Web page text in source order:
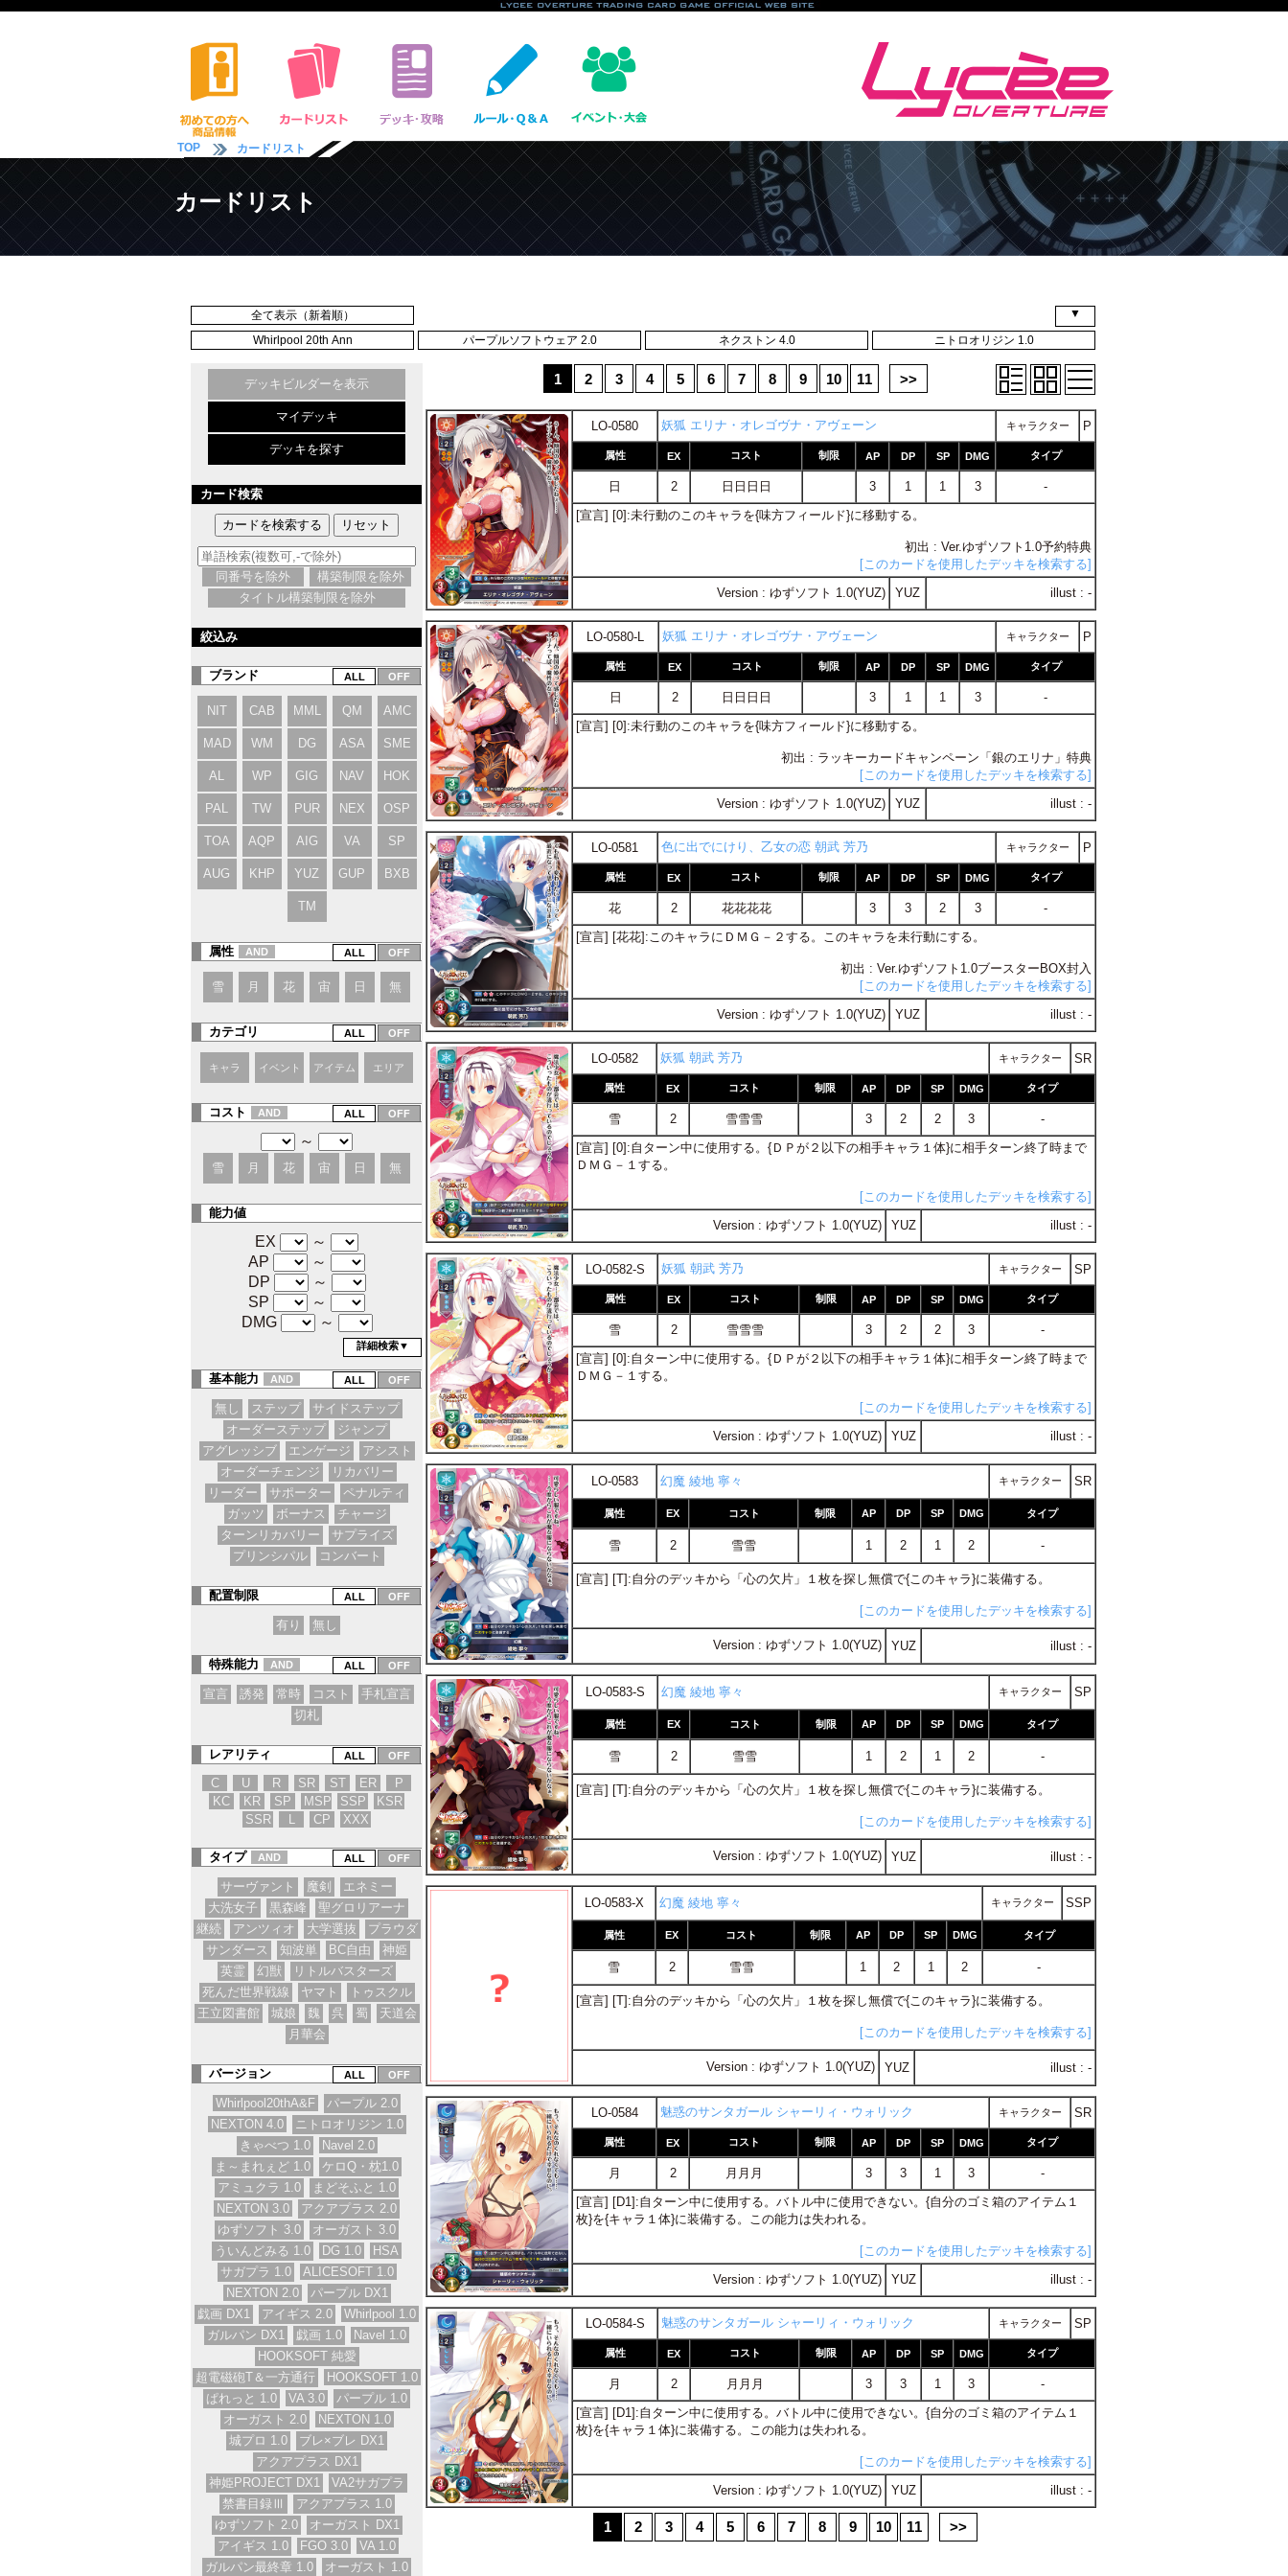
TOP カードリスト
カードリスト
全て表示（新着順）
▼
Whirlpool 20th Ann
パープルソフトウェア 2.0 ネクストン 4.0 ニトロオリジン 1.0
デッキビルダーを表示
マイデッキ
デッキを探す
カード検索
同番号を除外
構築制限を除外
タイトル構築制限を除外
絞込み
ブランド
NIT CAB MML QM AMC
MAD WM DG ASA SME
AL WP GIG NAV HOK
PAL TW PUR NEX OSP
TOA AQP AIG VA SP
AUG KHP YUZ GUP BXB
TM
属性 AND
雪 月 花 宙 日 無
カテゴリ
キャラ イベント アイテム エリア
コスト AND
～
雪 月 花 宙 日 無
能力値
EX
～
AP
～
DP
～
SP
～
DMG
～
詳細検索▼
基本能力 AND
無し ステップ
サイドステップ
オーダーステップ
ジャンプ
アグレッシブ
エンゲージ
アシスト
オーダーチェンジ
リカバリー
リーダー
サポーター
ペナルティ
ガッツ
ボーナス
チャージ
ターンリカバリー
サプライズ
プリンシパル
コンバート
配置制限
有り 無し
特殊能力 AND
宣言 誘発 常時 コスト
手札宣言
切札
レアリティ
C
U R SR ST ER
P
KC
KR SP MSP SSP
KSR
SSR
L CP XXX
タイプ AND
サーヴァント 魔剣
エネミー
大洗女子
黒森峰
聖グロリアーナ
継続
アンツィオ 大学選抜
プラウダ
サンダース
知波単 BC自由
神姫
英霊
幻獣
リトルバスターズ
死んだ世界戦線
ヤマト
トゥスクル
王立図書館
城娘 魏 呉 蜀
天道会
月華会
バージョン
Whirlpool20thA&F
パープル 2.0
NEXTON 4.0
ニトロオリジン 1.0
きゃべつ 1.0
Navel 2.0
ま～まれぇど 1.0
ケロQ・枕1.0
アミュクラ 1.0
まどそふと 1.0
NEXTON 3.0
アクアプラス 2.0
ゆずソフト 3.0
オーガスト 3.0
ういんどみる 1.0
DG 1.0
HSA
サガプラ 1.0
ALICESOFT 1.0
NEXTON 2.0
パープル DX1
戯画 DX1
アイギス 2.0
Whirlpool 1.0
ガルパン DX1
戯画 1.0
Navel 1.0
HOOKSOFT 純愛
超電磁砲T＆一方通行
HOOKSOFT 1.0
ぱれっと 1.0
VA 3.0
パープル 1.0
オーガスト 2.0
NEXTON 1.0
城プロ 1.0
ブレ×ブレ DX1
アクアプラス DX1
神姫PROJECT DX1
VA2サガプラ
禁書目録Ⅲ
アクアプラス 1.0
ゆずソフト 2.0
オーガスト DX1
アイギス 1.0
FGO 3.0
VA 1.0
ガルパン最終章 1.0
オーガスト 1.0
1 2 3 4 5 6 7 8 9 10 11 >>
LO-0580 妖狐 エリナ・オレゴヴナ・アヴェーン キャラクター P
属性 EX コスト 制限 AP DP SP DMG タイプ
日 2 日日日日 3 1 1 3
-
[宣言] [0]:未行動のこのキャラを{味方フィールド}に移動する。
初出 : Ver.ゆずソフト1.0予約特典
[このカードを使用したデッキを検索する]
Version : ゆずソフト 1.0(YUZ)
YUZ illust : -
LO-0580-L 妖狐 エリナ・オレゴヴナ・アヴェーン キャラクター P
属性 EX コスト 制限 AP DP SP DMG タイプ
日 2 日日日日 3 1 1 3
-
[宣言] [0]:未行動のこのキャラを{味方フィールド}に移動する。
初出 : ラッキーカードキャンペーン「銀のエリナ」特典
[このカードを使用したデッキを検索する]
Version : ゆずソフト 1.0(YUZ)
YUZ illust : -
LO-0581 色に出でにけり、乙女の恋 朝武 芳乃 キャラクター P
属性 EX コスト 制限 AP DP SP DMG タイプ
花 2 花花花花 3 3 2 3
-
[宣言] [花花]:このキャラにＤＭＧ－２する。このキャラを未行動にする。
初出 : Ver.ゆずソフト1.0ブースターBOX封入
[このカードを使用したデッキを検索する]
Version : ゆずソフト 1.0(YUZ)
YUZ illust : -
LO-0582 妖狐 朝武 芳乃 キャラクター SR
属性 EX コスト 制限 AP DP SP DMG タイプ
雪 2 雪雪雪 3 2 2 3
-
[宣言] [0]:自ターン中に使用する。{ＤＰが２以下の相手キャラ１体}に相手ターン終了時まで
ＤＭＧ－１する。
[このカードを使用したデッキを検索する]
Version : ゆずソフト 1.0(YUZ)
YUZ illust : -
LO-0582-S 妖狐 朝武 芳乃 キャラクター SP
属性 EX コスト 制限 AP DP SP DMG タイプ
雪 2 雪雪雪 3 2 2 3
-
[宣言] [0]:自ターン中に使用する。{ＤＰが２以下の相手キャラ１体}に相手ターン終了時まで
ＤＭＧ－１する。
[このカードを使用したデッキを検索する]
Version : ゆずソフト 1.0(YUZ)
YUZ illust : -
LO-0583 幻魔 綾地 寧々 キャラクター SR
属性 EX コスト 制限 AP DP SP DMG タイプ
雪 2 雪雪 1 2 1 2 -
[宣言] [T]:自分のデッキから「心の欠片」１枚を探し無償で{このキャラ}に装備する。
[このカードを使用したデッキを検索する]
Version : ゆずソフト 1.0(YUZ) YUZ illust : -
LO-0583-S 幻魔 綾地 寧々 キャラクター SP
属性 EX コスト 制限 AP DP SP DMG タイプ
雪 2 雪雪 1 2 1 2 -
[宣言] [T]:自分のデッキから「心の欠片」１枚を探し無償で{このキャラ}に装備する。
[このカードを使用したデッキを検索する]
Version : ゆずソフト 1.0(YUZ) YUZ illust : -
LO-0583-X 幻魔 綾地 寧々 キャラクター SSP
属性 EX コスト 制限 AP DP SP DMG タイプ
雪 2 雪雪 1 2 1 2 -
[宣言] [T]:自分のデッキから「心の欠片」１枚を探し無償で{このキャラ}に装備する。
[このカードを使用したデッキを検索する]
Version : ゆずソフト 1.0(YUZ) YUZ illust : -
LO-0584 魅惑のサンタガール シャーリィ・ウォリック キャラクター SR
属性 EX コスト 制限 AP DP SP DMG タイプ
月 2 月月月 3 3 1 3
-
[宣言] [D1]:自ターン中に使用する。バトル中に使用できない。{自分のゴミ箱のアイテム１
枚}を{キャラ１体}に装備する。この能力は失われる。
[このカードを使用したデッキを検索する]
Version : ゆずソフト 1.0(YUZ)
YUZ illust : -
LO-0584-S 魅惑のサンタガール シャーリィ・ウォリック キャラクター SP
属性 EX コスト 制限 AP DP SP DMG タイプ
月 2 月月月 3 3 1 3
-
[宣言] [D1]:自ターン中に使用する。バトル中に使用できない。{自分のゴミ箱のアイテム１
枚}を{キャラ１体}に装備する。この能力は失われる。
[このカードを使用したデッキを検索する]
Version : ゆずソフト 1.0(YUZ)
YUZ illust : -
1 2 3 4 5 6 7 8 9 10 11 >>